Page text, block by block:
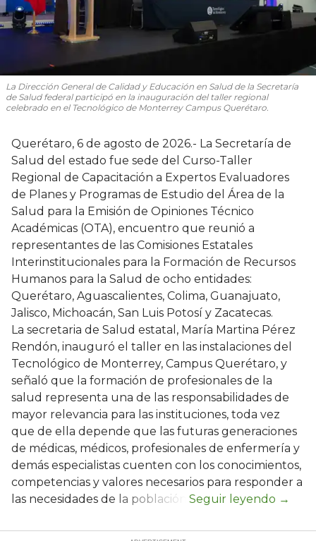
La Dirección General de Calidad y Educación en Salud de la Secretaría
de Salud federal participó en la inauguración del taller regional
celebrado en el Tecnológico de Monterrey Campus Querétaro.
Querétaro, 6 de agosto de 2026.- La Secretaría de
Salud del estado fue sede del Curso-Taller
Regional de Capacitación a Expertos Evaluadores
de Planes y Programas de Estudio del Área de la
Salud para la Emisión de Opiniones Técnico
Académicas (OTA), encuentro que reunió a
representantes de las Comisiones Estatales
Interinstitucionales para la Formación de Recursos
Humanos para la Salud de ocho entidades:
Querétaro, Aguascalientes, Colima, Guanajuato,
Jalisco, Michoacán, San Luis Potosí y Zacatecas.
La secretaria de Salud estatal, María Martina Pérez
Rendón, inauguró el taller en las instalaciones del
Tecnológico de Monterrey, Campus Querétaro, y
señaló que la formación de profesionales de la
salud representa una de las responsabilidades de
mayor relevancia para las instituciones, toda vez
que de ella depende que las futuras generaciones
de médicas, médicos, profesionales de enfermería y
demás especialistas cuenten con los conocimientos,
competencias y valores necesarios para responder a
las necesidades de la población.